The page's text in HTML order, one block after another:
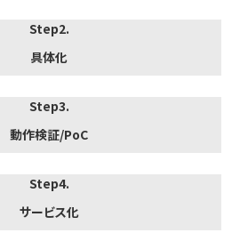
Step2.
具体化
Step3.
動作検証/PoC
Step4.
サービス化